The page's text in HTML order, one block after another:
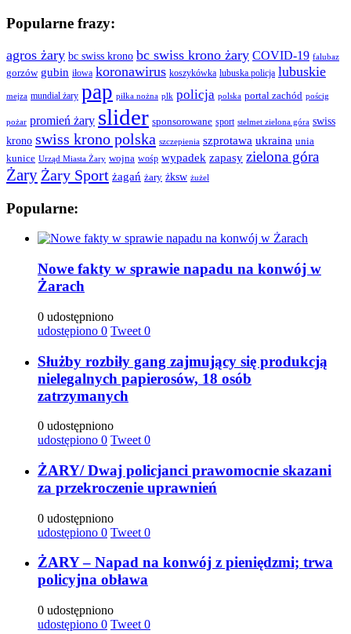
Popularne frazy:
agros żary bc swiss krono bc swiss krono żary COVID-19 falubaz
gorzów gubin iłowa koronawirus koszykówka lubuska policja lubuskie
mejza mundial żary pap piłka nożna plk policja polska portal zachód pościg
pożar promień żary slider sponsorowane sport stelmet zielona góra swiss
krono swiss krono polska szczepienia szprotawa ukraina unia
kunice Urząd Miasta Żary wojna wośp wypadek zapasy zielona góra
Żary Żary Sport żagań żary żksw żużel
Popularne:
Nowe fakty w sprawie napadu na konwój w
Żarach
0 udostępniono
udostępiono 0 Tweet 0
Służby rozbiły gang zajmujący się produkcją
nielegalnych papierosów, 18 osób
zatrzymanych
0 udostępniono
udostępiono 0 Tweet 0
ŻARY/ Dwaj policjanci prawomocnie skazani
za przekroczenie uprawnień
0 udostępniono
udostępiono 0 Tweet 0
ŻARY – Napad na konwój z pieniędzmi; trwa
policyjna obława
0 udostępniono
udostępiono 0 Tweet 0